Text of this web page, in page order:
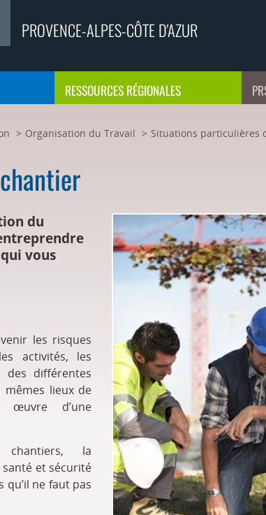
PROVENCE-ALPES-CÔTE D'AZUR
RESSOURCES RÉGIONALES
Organisation du Travail Situations particulières
du
vous
les risques
activités, les
des différentes
lieux de
d’une
la
et sécurité
qu’il ne faut pas